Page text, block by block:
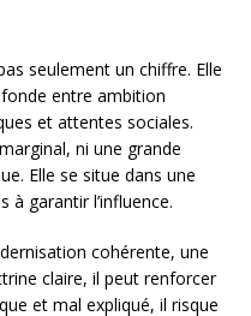
seulement un chiffre. Elle
entre ambition
et attentes sociales.
ni une grande
Elle se situe dans une
à garantir l’influence.
cohérente, une
claire, il peut renforcer
et mal expliqué, il risque